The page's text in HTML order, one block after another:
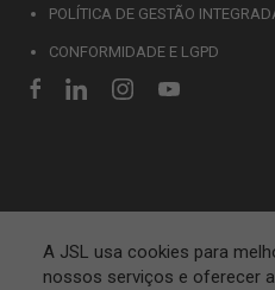
A JSL usa cookies para
nossos serviços e oferecer
POLÍTICA DE GESTÃO
CONFORMIDADE E LGPD